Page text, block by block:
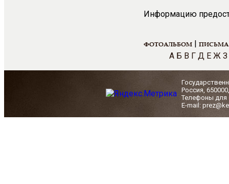
Информацию
ФОТОАЛЬБОМ | ПИСЬМА
А Б В Г Д Е Ж З
Россия,
Телефоны для
E-mail: